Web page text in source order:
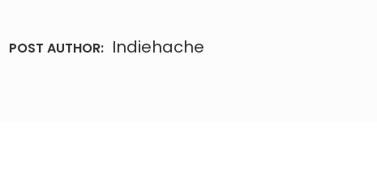
POST AUTHOR: Indiehache